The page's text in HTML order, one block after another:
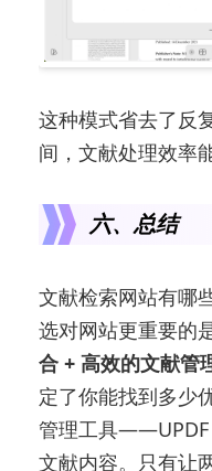
这种模式省去了反
间，文献处理效率
六、总结
文献检索网站有哪
选对网站更重要的
合 + 高效的文献管
定了你能找到多少
管理工具——UPDF
文献内容。只有让